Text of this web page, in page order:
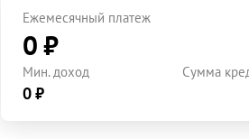
Ежемесячный платеж
0 ₽
Мин. доход
0 ₽
Сумма